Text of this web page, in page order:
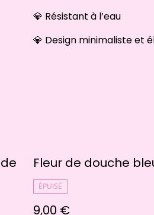
💎 Résistant à l’eau
💎 Design minimaliste et
Fleur de douche
ÉPUISÉ
9,00 €